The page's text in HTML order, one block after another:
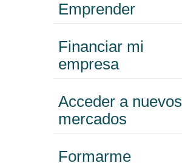
Emprender
Financiar mi
empresa
Acceder a nuevos
mercados
Formarme